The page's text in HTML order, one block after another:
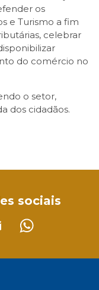
os
e Turismo a fim
celebrar
do comércio no
o setor,
dos cidadãos.
sociais